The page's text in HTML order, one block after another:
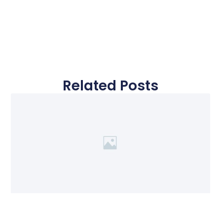
Related Posts